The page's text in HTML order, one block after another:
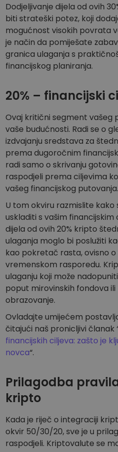
Dodjeljivanje dijela od ovih
biti strateški potez, koji
mogućnost visokih povrata
je način da pomiješate
granica ulaganja s
financijskog planiranja.
20% – financijski
Ovaj kritični segment vašeg
vaše budućnosti. Radi se o
izdvajanju sredstava za
prema dugoročnim
radi samo o skrivanju
raspodjeli prema ciljevima
vašeg financijskog putovanja.
U tom okviru razmislite
uskladiti s vašim financijskim
dijela od ovih 20% kripto
ulaganja moglo bi poslužiti
kao pokretač rasta, ovisno
vremenskom rasporedu.
ulaganju koji može
poput mirovinskih fondova
obrazovanje.
Ovladajte umijećem
čitajući naš pronicljivi članak
financijskih ciljeva: zašto je
novca“.
Prilagodba
kripto
Kada je riječ o integraciji
okvir 50/30/20, sve je u
raspodjeli. Kriptovalute se